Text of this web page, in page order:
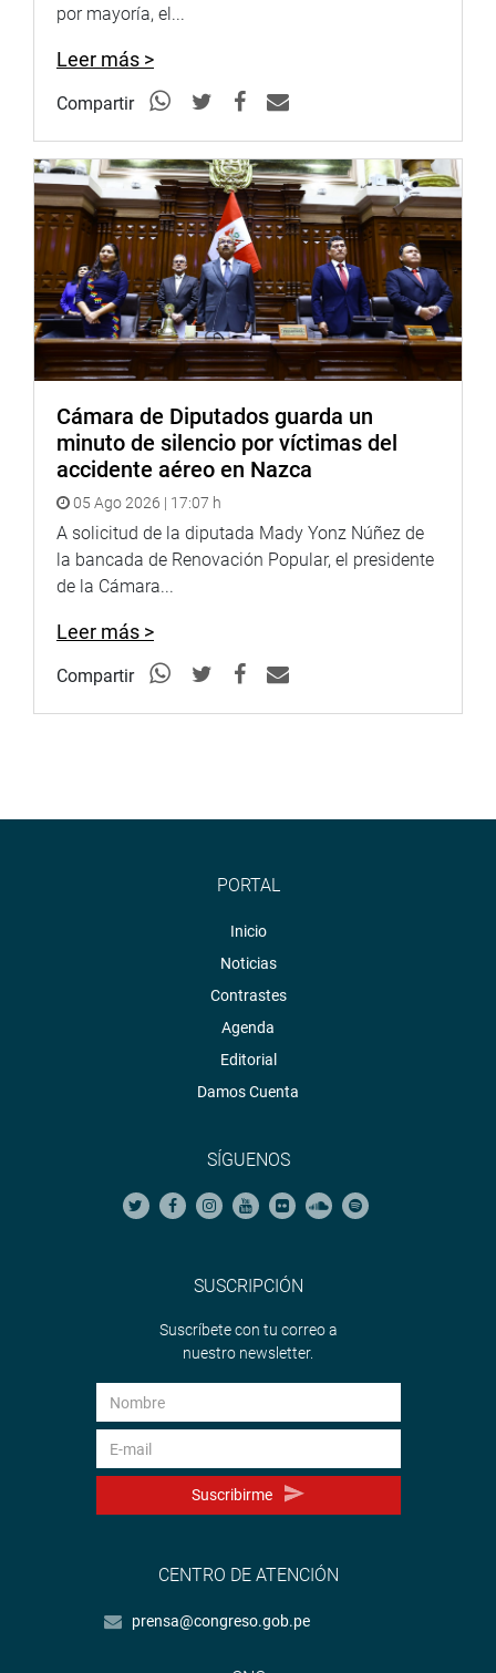
por mayoría, el...
Leer más >
Compartir
Cámara de Diputados guarda un
minuto de silencio por víctimas del
accidente aéreo en Nazca
05 Ago 2026 | 17:07 h
A solicitud de la diputada Mady Yonz Núñez de
la bancada de Renovación Popular, el presidente
de la Cámara...
Leer más >
Compartir
PORTAL
Inicio
Noticias
Contrastes
Agenda
Editorial
Damos Cuenta
SÍGUENOS
SUSCRIPCIÓN
Suscríbete con tu correo a
nuestro newsletter.
Suscribirme
CENTRO DE ATENCIÓN
prensa@congreso.gob.pe